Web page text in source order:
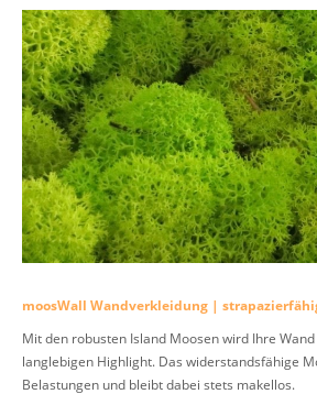
moosWall Wandverkleidung |
Mit den robusten Island Moosen wird Ihre
langlebigen Highlight. Das widerstandsfähige
Belastungen und bleibt dabei stets makellos.